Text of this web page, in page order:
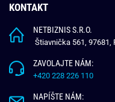
KONTAKT
NETBIZNIS S.R.O.
Štiavnička 561, 97681,
ZAVOLAJTE NÁM:
+420 228 226 110
NAPÍŠTE NÁM: